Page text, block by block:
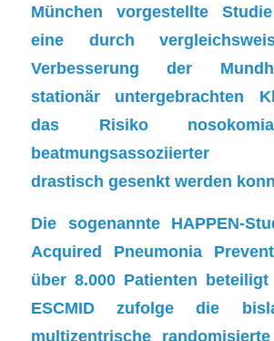
München vorgestellte
eine durch
Verbesserung der
stationär untergebrachten
das Risiko
beatmungsassoziierter
drastisch gesenkt werden
Die sogenannte HAPPEN-
Acquired Pneumonia
über 8.000 Patienten
ESCMID zufolge die
multizentrische